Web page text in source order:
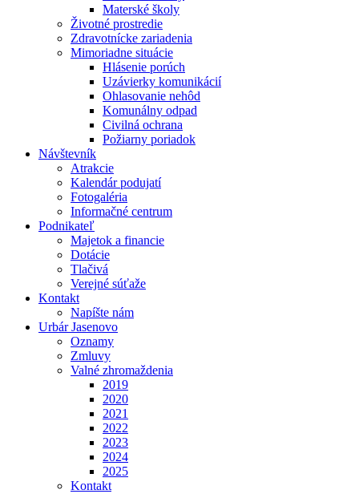
Materské školy
Životné prostredie
Zdravotnícke zariadenia
Mimoriadne situácie
Hlásenie porúch
Uzávierky komunikácií
Ohlasovanie nehôd
Komunálny odpad
Civilná ochrana
Požiarny poriadok
Návštevník
Atrakcie
Kalendár podujatí
Fotogaléria
Informačné centrum
Podnikateľ
Majetok a financie
Dotácie
Tlačivá
Verejné súťaže
Kontakt
Napíšte nám
Urbár Jasenovo
Oznamy
Zmluvy
Valné zhromaždenia
2019
2020
2021
2022
2023
2024
2025
Kontakt